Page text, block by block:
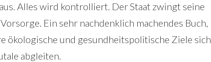
Alles wird kontrolliert. Der Staat zwingt seine
Ein sehr nachdenklich machendes Buch,
ökologische und gesundheitspolitische Ziele sich
abgleiten.